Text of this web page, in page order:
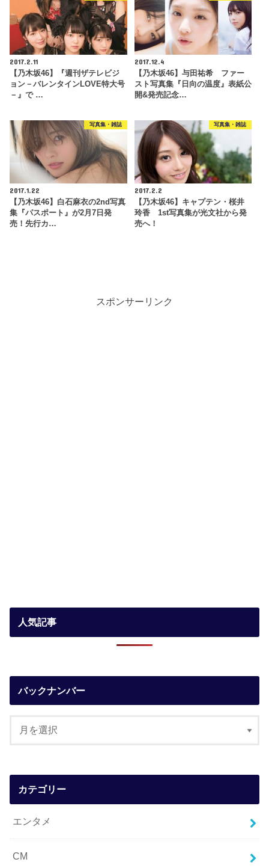
2017.2.11
【乃木坂46】『週刊ザテレビジ
ョン－バレンタインLOVE特大号
－』で …
2017.12.4
【乃木坂46】与田祐希 ファー
スト写真集『日向の温度』表紙公
開&発売記念…
写真集・雑誌
2017.1.22
【乃木坂46】白石麻衣の2nd写真
集『パスポート』が2月7日発
売！先行カ…
写真集・雑誌
2017.2.2
【乃木坂46】キャプテン・桜井
玲香 1st写真集が光文社から発
売へ！
スポンサーリンク
人気記事
バックナンバー
カテゴリー
エンタメ
CM